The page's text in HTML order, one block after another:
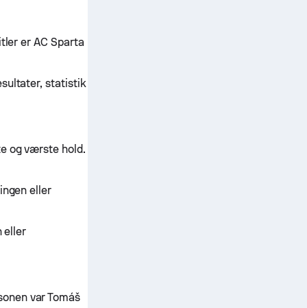
er AC Sparta
statistik
og værste hold.
eller
eller
var Tomáš